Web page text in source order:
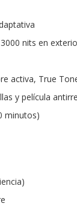
nits en
activa, True
y película
minutos)